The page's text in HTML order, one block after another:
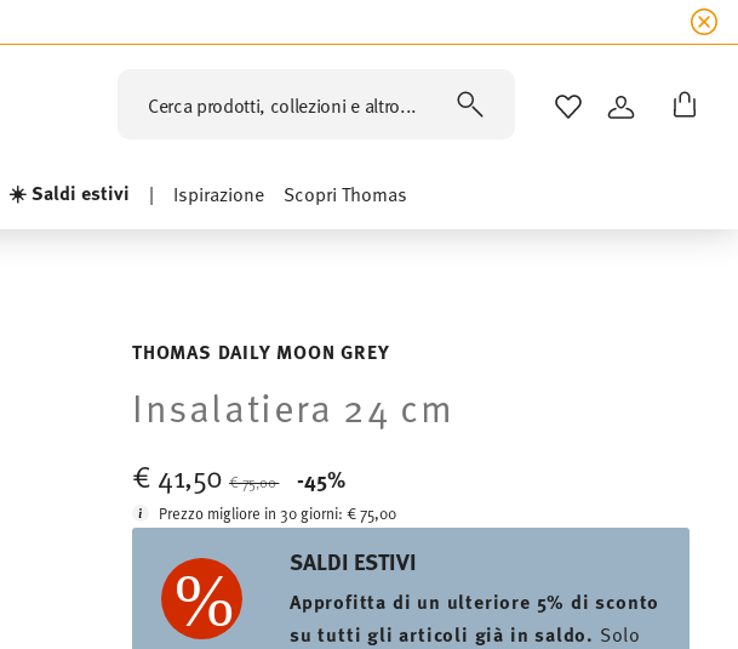
Cerca prodotti, collezioni e altro... LISTA DESIDERI
ACCEDI
☀️ Saldi estivi | Ispirazione Scopri Thomas
THOMAS DAILY MOON GREY
Insalatiera 24 cm
€ 41,50€ 75,00
-45%
Prezzo migliore in 30 giorni:€ 75,00
SALDI ESTIVI
Approfitta di un ulteriore 5% di sconto
su tutti gli articoli già in saldo. Solo